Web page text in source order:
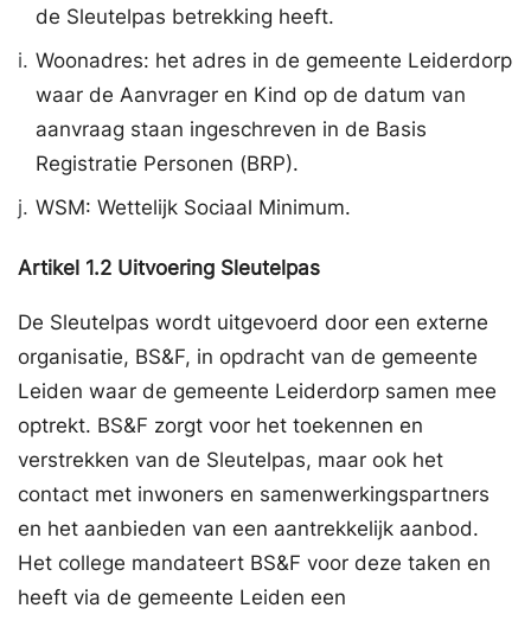
de Sleutelpas betrekking heeft.
i. Woonadres: het adres in de gemeente Leiderdorp
waar de Aanvrager en Kind op de datum van
aanvraag staan ingeschreven in de Basis
Registratie Personen (BRP).
j. WSM: Wettelijk Sociaal Minimum.
Artikel 1.2 Uitvoering Sleutelpas
De Sleutelpas wordt uitgevoerd door een externe
organisatie, BS&F, in opdracht van de gemeente
Leiden waar de gemeente Leiderdorp samen mee
optrekt. BS&F zorgt voor het toekennen en
verstrekken van de Sleutelpas, maar ook het
contact met inwoners en samenwerkingspartners
en het aanbieden van een aantrekkelijk aanbod.
Het college mandateert BS&F voor deze taken en
heeft via de gemeente Leiden een